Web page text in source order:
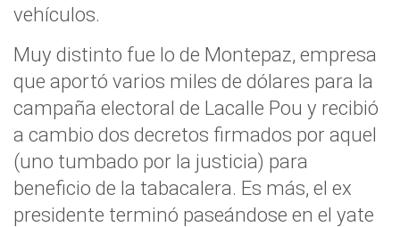
vehículos.
Muy distinto fue lo de Montepaz, empresa
que aportó varios miles de dólares para la
campaña electoral de Lacalle Pou y recibió
a cambio dos decretos firmados por aquel
(uno tumbado por la justicia) para
beneficio de la tabacalera. Es más, el ex
presidente terminó paseándose en el yate